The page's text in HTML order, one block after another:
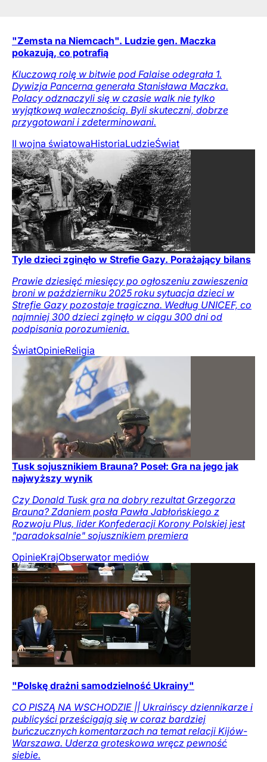
"Zemsta na Niemcach". Ludzie gen. Maczka
pokazują, co potrafią
Kluczową rolę w bitwie pod Falaise odegrała 1.
Dywizja Pancerna generała Stanisława Maczka.
Polacy odznaczyli się w czasie walk nie tylko
wyjątkową walecznością. Byli skuteczni, dobrze
przygotowani i zdeterminowani.
II wojna światowaHistoriaLudzieŚwiat
Tyle dzieci zginęło w Strefie Gazy. Porażający bilans
Prawie dziesięć miesięcy po ogłoszeniu zawieszenia
broni w październiku 2025 roku sytuacja dzieci w
Strefie Gazy pozostaje tragiczna. Według UNICEF, co
najmniej 300 dzieci zginęło w ciągu 300 dni od
podpisania porozumienia.
ŚwiatOpinieReligia
Tusk sojusznikiem Brauna? Poseł: Gra na jego jak
najwyższy wynik
Czy Donald Tusk gra na dobry rezultat Grzegorza
Brauna? Zdaniem posła Pawła Jabłońskiego z
Rozwoju Plus, lider Konfederacji Korony Polskiej jest
"paradoksalnie" sojusznikiem premiera
OpinieKrajObserwator mediów
"Polskę drażni samodzielność Ukrainy"
CO PISZĄ NA WSCHODZIE || Ukraińscy dziennikarze i
publicyści prześcigają się w coraz bardziej
buńczucznych komentarzach na temat relacji Kijów-
Warszawa. Uderza groteskowa wręcz pewność
siebie.